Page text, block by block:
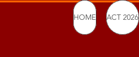
HOME ACT 2026